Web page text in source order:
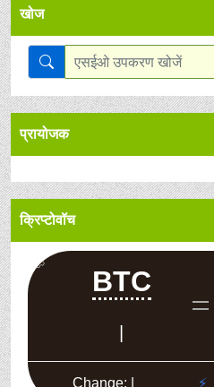
खोज
प्रायोजक
क्रिप्टोवॉच